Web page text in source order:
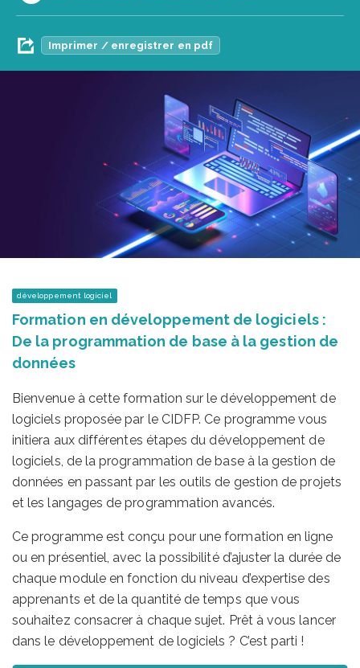
Imprimer / enregistrer en pdf
développement logiciel
Formation en développement de logiciels :
De la programmation de base à la gestion de
données
Bienvenue à cette formation sur le développement de
logiciels proposée par le CIDFP. Ce programme vous
initiera aux différentes étapes du développement de
logiciels, de la programmation de base à la gestion de
données en passant par les outils de gestion de projets
et les langages de programmation avancés.
Ce programme est conçu pour une formation en ligne
ou en présentiel, avec la possibilité d’ajuster la durée de
chaque module en fonction du niveau d’expertise des
apprenants et de la quantité de temps que vous
souhaitez consacrer à chaque sujet. Prêt à vous lancer
dans le développement de logiciels ? C’est parti !